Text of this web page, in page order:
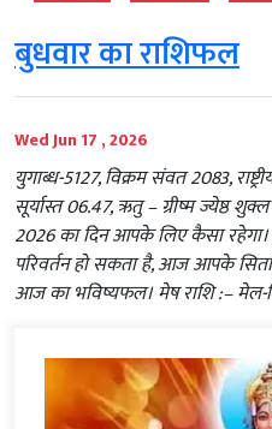
बुधवार का राशिफल
Wed Jun 17 , 2026
युगाब्ध-5127, विक्रम संवत 2083,
सूर्यास्त 06.47, ऋतु – ग्रीष्म ज्येष्ठ
2026 का दिन आपके लिए कैसा
परिवर्तन हो सकता है, आज आपके
आज का भविष्यफल। मेष राशि :– मेल-